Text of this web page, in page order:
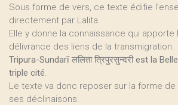
Sous forme de vers, ce texte édifie
directement par Lalita.
Elle y donne la connaissance qui apporte
délivrance des liens de la transmigration.
Tripura-Sundarī ललिता त्रिपुरसुन्दरी est la
triple cité.
Le texte va donc reposer sur la forme
ses déclinaisons.